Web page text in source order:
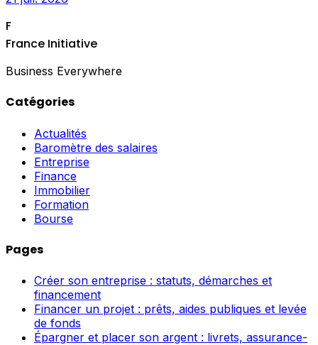
F
France Initiative
Business Everywhere
Catégories
Actualités
Baromètre des salaires
Entreprise
Finance
Immobilier
Formation
Bourse
Pages
Créer son entreprise : statuts, démarches et
financement
Financer un projet : prêts, aides publiques et levée
de fonds
Épargner et placer son argent : livrets, assurance-